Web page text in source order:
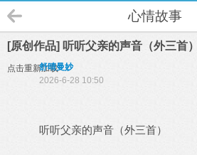
心情故事
[原创作品] 听听父亲的声音（外三首）
点击重新加载
舒晴曼妙
2026-6-28 10:50
听听父亲的声音（外三首）